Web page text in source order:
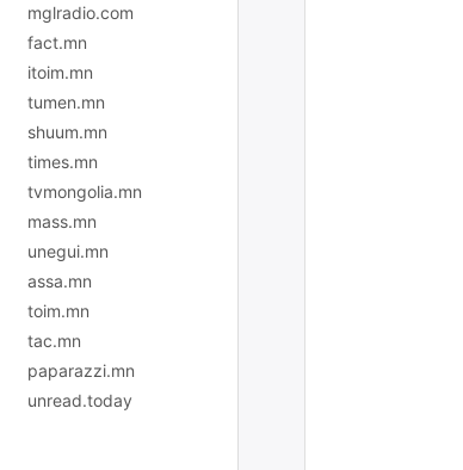
mglradio.com
fact.mn
itoim.mn
tumen.mn
shuum.mn
times.mn
tvmongolia.mn
mass.mn
unegui.mn
assa.mn
toim.mn
tac.mn
paparazzi.mn
unread.today